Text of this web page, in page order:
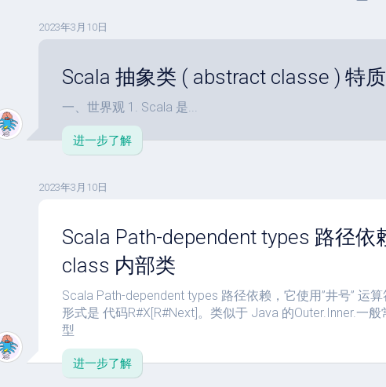
2023年3月10日
Scala 抽象类 ( abstract classe ) 特
一、世界观 1. Scala 是...
进一步了解
2023年3月10日
Scala Path-dependent types 路径依
class 内部类
Scala Path-dependent types 路径依赖，它使用”井号” 运
形式是 代码R#X[R#Next]。类似于 Java 的Outer.Inner.一
型
进一步了解